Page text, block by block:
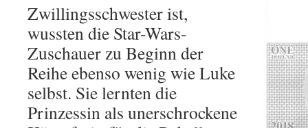
Zwillingsschwester ist,
wussten die Star-Wars-
Zuschauer zu Beginn der
Reihe ebenso wenig wie Luke
selbst. Sie lernten die
Prinzessin als unerschrockene